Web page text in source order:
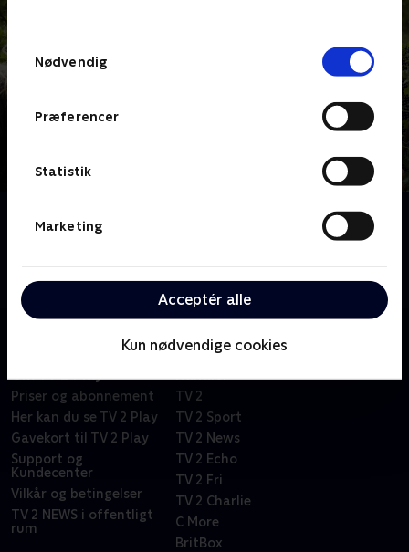
Nødvendig
Præferencer
Statistik
Marketing
Acceptér alle
Kun nødvendige cookies
Om Årets dejligste have
Tag med de to haveeksperter, Dorthe Kvist og Tom
"Årets dejligste have".
Om TV 2 Play
Priser og abonnement
Her kan du se TV 2 Play
Gavekort til TV 2 Play
Support og
Kundecenter
Vilkår og betingelser
TV 2 NEWS i offentligt
rum
Kanaler
TV 2
TV 2 Sport
TV 2 News
TV 2 Echo
TV 2 Fri
TV 2 Charlie
C More
BritBox